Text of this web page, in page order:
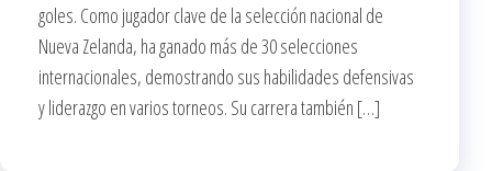
goles. Como jugador clave de la selección nacional de
Nueva Zelanda, ha ganado más de 30 selecciones
internacionales, demostrando sus habilidades defensivas
y liderazgo en varios torneos. Su carrera también […]